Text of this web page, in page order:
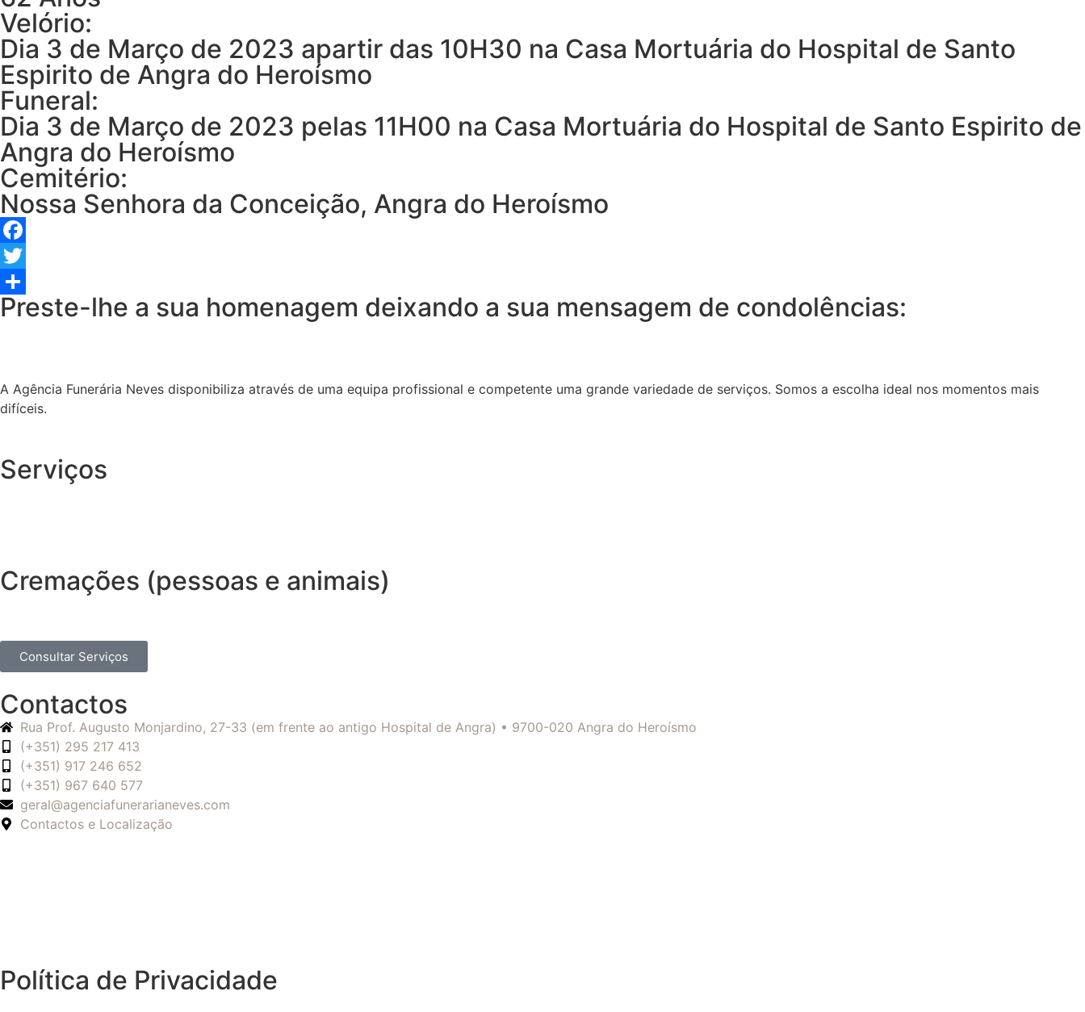
Velório:
Dia 3 de Março de 2023 apartir das 10H30 na Casa Mortuária do Hospital de Santo
Espirito de Angra do Heroísmo
Funeral:
Dia 3 de Março de 2023 pelas 11H00 na Casa Mortuária do Hospital de Santo Espirito de
Angra do Heroísmo
Cemitério:
Nossa Senhora da Conceição, Angra do Heroísmo
Facebook
Twitter
Share
Preste-lhe a sua homenagem deixando a sua mensagem de condolências:
A Agência Funerária Neves disponibiliza através de uma equipa profissional e competente uma grande variedade de serviços. Somos a escolha ideal nos momentos mais
difíceis.
Serviços
Cremações (pessoas e animais)
Consultar Serviços
Contactos
Rua Prof. Augusto Monjardino, 27-33 (em frente ao antigo Hospital de Angra) • 9700-020 Angra do Heroísmo
(+351) 295 217 413
(+351) 917 246 652
(+351) 967 640 577
geral@agenciafunerarianeves.com
Contactos e Localização
Política de Privacidade